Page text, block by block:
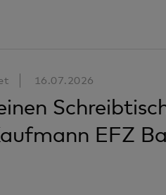
16.07.2026
EFZ